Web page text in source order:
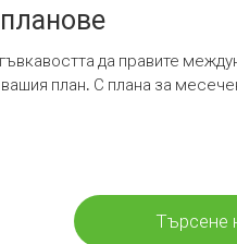
да правите
вашия план. С плана за
Търсене